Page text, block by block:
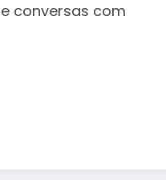
conversas com